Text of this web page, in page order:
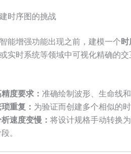
时序图的挑战
能增强功能出现之前，建模一个时
实时系统等领域中可视化精确的
度要求： 准确绘制波形、生命线
重复： 为验证而创建多个相似的
速度变慢： 将设计规格手动转换
。